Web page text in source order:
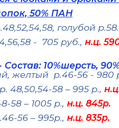
50% ПАН
голубой
- 705 руб., н.ц.
10%шерсть,
желтый р.46-56 - 980
48,50,54-58 – 995 р.,
58 – 1005 р., н.ц. 845р.
56 – 995р., н.ц. 835р.